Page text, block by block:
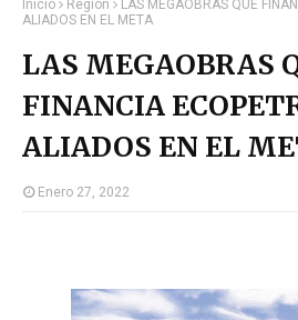
Inicio Región
LAS MEGAOBRAS QUE
ALIADOS EN EL META
LAS MEGAOBRAS
FINANCIA
ALIADOS EN EL
Enero 27, 2022